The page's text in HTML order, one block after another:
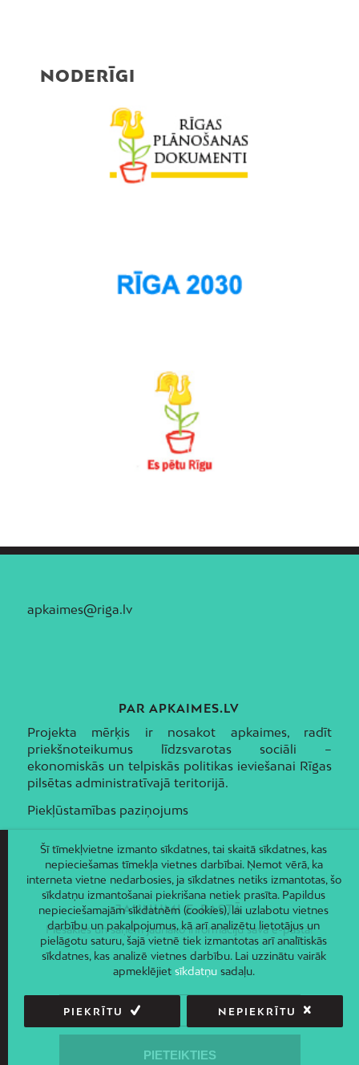
NODERĪGI
apkaimes@riga.lv
PAR APKAIMES.LV
Projekta mērķis ir nosakot apkaimes, radīt
priekšnoteikumus līdzsvarotas sociāli –
ekonomiskās un telpiskās politikas ieviešanai Rīgas
pilsētas administratīvajā teritorijā.
Piekļūstamības paziņojums
JAUNUMI E-PASTĀ
Piesakies un saņem jaunāko informāciju savā e-pastā!
Šī tīmekļvietne izmanto sīkdatnes, tai skaitā sīkdatnes, kas
nepieciešamas tīmekļa vietnes darbībai. Ņemot vērā, ka
interneta vietne nedarbosies, ja sīkdatnes netiks izmantotas, šo
sīkdatņu izmantošanai piekrišana netiek prasīta. Papildus
nepieciešamajām sīkdatnēm (cookies), lai uzlabotu vietnes
darbību un pakalpojumus, kā arī analizētu lietotājus un
pielāgotu saturu, šajā vietnē tiek izmantotas arī analītiskās
sīkdatnes, kas analizē vietnes darbību. Lai uzzinātu vairāk
apmeklējiet sīkdatņusadaļu.
PIEKRĪTU NEPIEKRĪTU